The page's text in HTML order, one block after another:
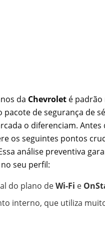
da Chevrolet é padrão
pacote de segurança de
o diferenciam. Antes
os seguintes pontos
análise preventiva
seu perfil:
do plano deWi-Fi e
interno, que utiliza